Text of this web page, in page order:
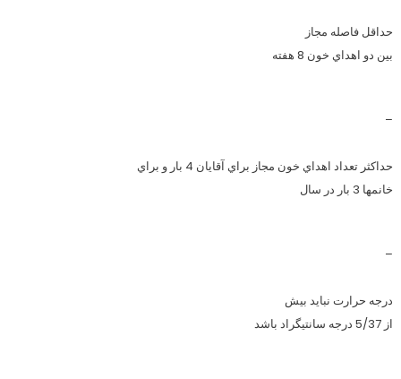
حداقل فاصله مجاز
بين دو اهداي خون 8 هفته
–
حداكثر تعداد اهداي خون مجاز براي آقايان 4 بار و براي
خانمها 3 بار در سال
–
درجه حرارت نبايد بيش
از 5/37 درجه سانتيگراد باشد